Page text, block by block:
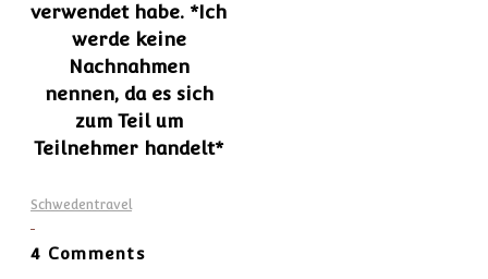
verwendet habe. *Ich
werde keine
Nachnahmen
nennen, da es sich
zum Teil um
Teilnehmer handelt*
Schwedentravel
4 Comments